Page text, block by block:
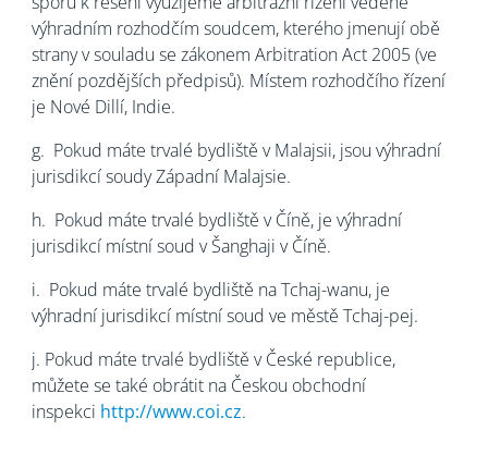
výhradním rozhodčím soudcem, kterého jmenují obě
strany v souladu se zákonem Arbitration Act 2005 (ve
znění pozdějších předpisů). Místem rozhodčího řízení
je Nové Dillí, Indie.
g. Pokud máte trvalé bydliště v Malajsii, jsou výhradní
jurisdikcí soudy Západní Malajsie.
h. Pokud máte trvalé bydliště v Číně, je výhradní
jurisdikcí místní soud v Šanghaji v Číně.
i. Pokud máte trvalé bydliště na Tchaj-wanu, je
výhradní jurisdikcí místní soud ve městě Tchaj-pej.
j. Pokud máte trvalé bydliště v České republice,
můžete se také obrátit na Českou obchodní
inspekci http://www.coi.cz.